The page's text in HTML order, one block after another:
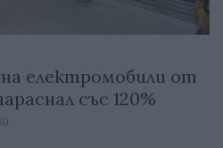
електромобили от
със 120%